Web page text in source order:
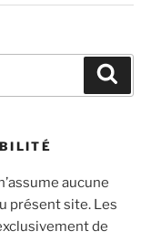
aucune
présent site. Les
de